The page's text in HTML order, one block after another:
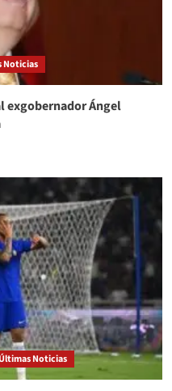
Noticias
exgobernador Ángel
Noticias